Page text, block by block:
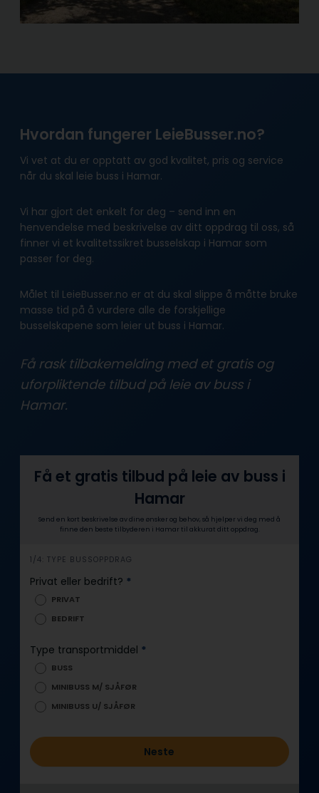
Hvordan fungerer LeieBusser.no?
Vi vet at du er opptatt av god kvalitet, pris og service
når du skal leie buss i Hamar.
Vi har gjort det enkelt for deg – send inn en
henvendelse med beskrivelse av ditt oppdrag til oss, så
finner vi et kvalitetssikret busselskap i Hamar som
passer for deg.
Målet til LeieBusser.no er at du skal slippe å måtte bruke
masse tid på å vurdere alle de forskjellige
busselskapene som leier ut buss i Hamar.
Få rask tilbakemelding med et gratis og
uforpliktende tilbud på leie av buss i
Hamar.
Få et gratis tilbud på leie av buss i
Hamar
Send en kort beskrivelse av dine ønsker og behov, så hjelper vi deg med å
finne den beste tilbyderen i Hamar til akkurat ditt oppdrag.
i
n
o
d
1/4: TYPE BUSSOPPDRAG
Privat eller bedrift? *
PRIVAT
BEDRIFT
Type transportmiddel *
BUSS
MINIBUSS M/ SJÅFØR
MINIBUSS U/ SJÅFØR
Neste